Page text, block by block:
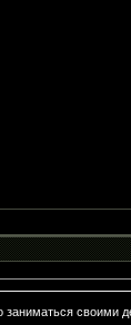
своими